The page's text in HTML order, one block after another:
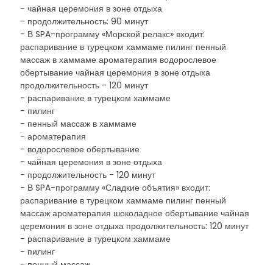
- чайная церемония в зоне отдыха
- продолжительность: 90 минут
- В SPA-программу «Морской релакс» входит:
распаривание в турецком хаммаме пилинг пенный
массаж в хаммаме ароматерапия водорослевое
обертывание чайная церемония в зоне отдыха
продолжительность - 120 минут
- распаривание в турецком хаммаме
- пилинг
- пенный массаж в хаммаме
- ароматерапия
- водорослевое обертывание
- чайная церемония в зоне отдыха
- продолжительность - 120 минут
- В SPA-программу «Сладкие объятия» входит:
распаривание в турецком хаммаме пилинг пенный
массаж ароматерапия шоколадное обертывание чайная
церемония в зоне отдыха продолжительность: 120 минут
- распаривание в турецком хаммаме
- пилинг